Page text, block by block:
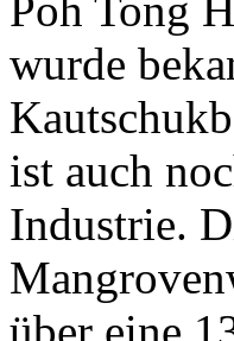
Poh Tong
wurde
ist auch
Industrie.